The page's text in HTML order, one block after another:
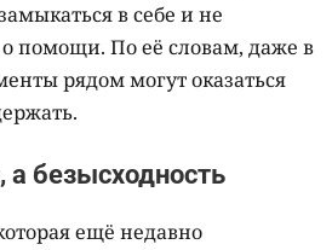
в себе и не
о помощи. По её словам, даже в
рядом могут оказаться
безысходность
ещё недавно